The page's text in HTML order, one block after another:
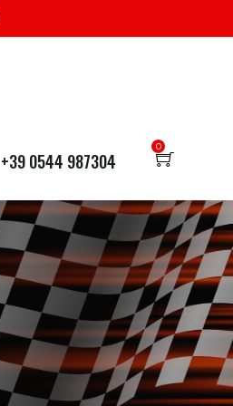
0
+39 0544 987304